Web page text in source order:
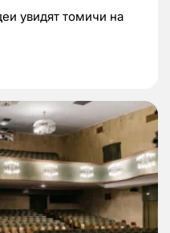
увидят томичи на